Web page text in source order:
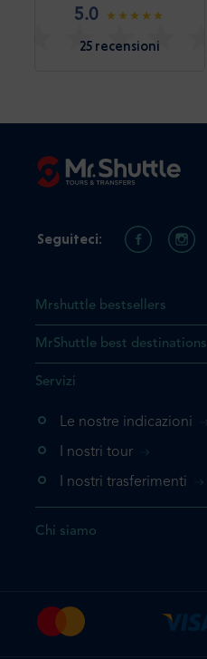
5.0
25 recensioni
il prodotto che state
nuovamente, la
Mrshuttle bestsellers
MrShuttle best destinations
Servizi
Le nostre indicazioni
I nostri tour
I nostri trasferimenti
Chi siamo
Seguiteci: